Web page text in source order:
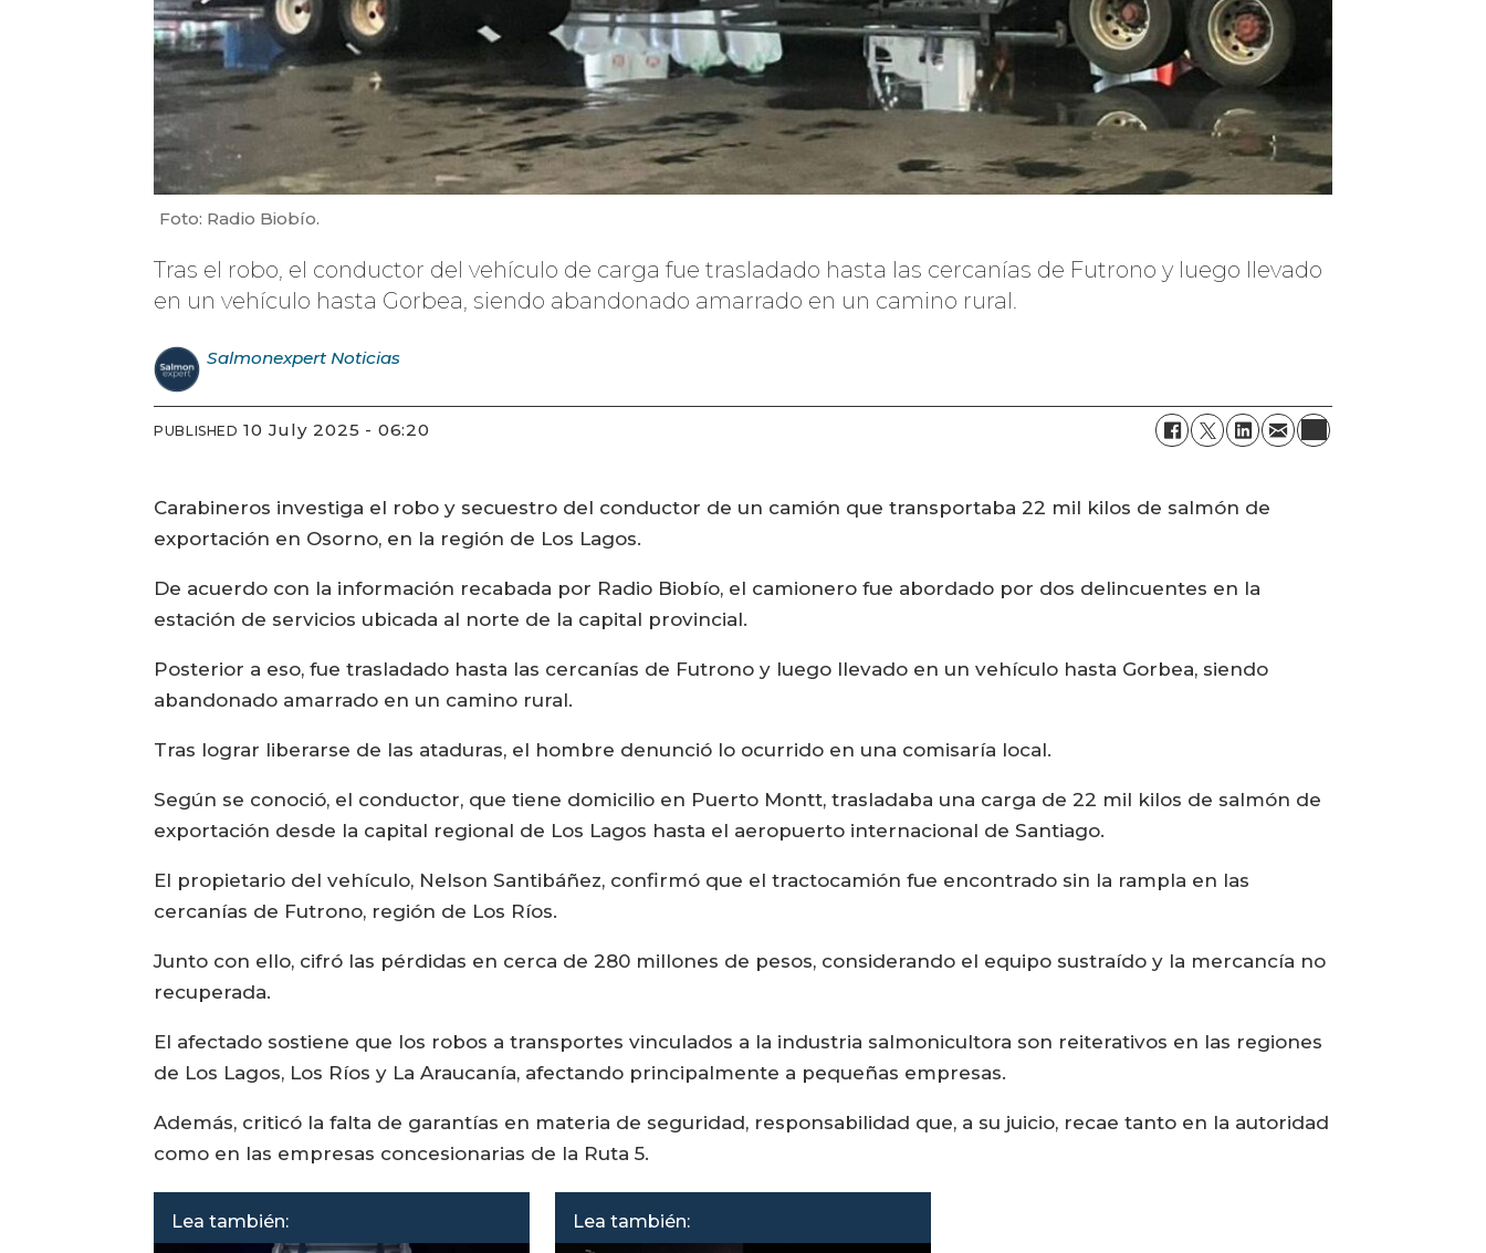
Foto: Radio Biobío.
Tras el robo, el conductor del vehículo de carga fue trasladado hasta las cercanías de Futrono y luego llevado
en un vehículo hasta Gorbea, siendo abandonado amarrado en un camino rural.
Salmonexpert Noticias
PUBLISHED 10 July 2025 - 06:20
Carabineros investiga el robo y secuestro del conductor de un camión que transportaba 22 mil kilos de salmón de
exportación en Osorno, en la región de Los Lagos.
De acuerdo con la información recabada por Radio Biobío, el camionero fue abordado por dos delincuentes en la
estación de servicios ubicada al norte de la capital provincial.
Posterior a eso, fue trasladado hasta las cercanías de Futrono y luego llevado en un vehículo hasta Gorbea, siendo
abandonado amarrado en un camino rural.
Tras lograr liberarse de las ataduras, el hombre denunció lo ocurrido en una comisaría local.
Según se conoció, el conductor, que tiene domicilio en Puerto Montt, trasladaba una carga de 22 mil kilos de salmón de
exportación desde la capital regional de Los Lagos hasta el aeropuerto internacional de Santiago.
El propietario del vehículo, Nelson Santibáñez, confirmó que el tractocamión fue encontrado sin la rampla en las
cercanías de Futrono, región de Los Ríos.
Junto con ello, cifró las pérdidas en cerca de 280 millones de pesos, considerando el equipo sustraído y la mercancía no
recuperada.
El afectado sostiene que los robos a transportes vinculados a la industria salmonicultora son reiterativos en las regiones
de Los Lagos, Los Ríos y La Araucanía, afectando principalmente a pequeñas empresas.
Además, criticó la falta de garantías en materia de seguridad, responsabilidad que, a su juicio, recae tanto en la autoridad
como en las empresas concesionarias de la Ruta 5.
Lea también: Lea también: